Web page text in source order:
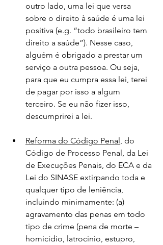
outro lado, uma lei que versa
sobre o direito à saúde é uma lei
positiva (e.g. “todo brasileiro tem
direito a saúde”). Nesse caso,
alguém é obrigado a prestar um
serviço a outra pessoa. Ou seja,
para que eu cumpra essa lei, terei
de pagar por isso a algum
terceiro. Se eu não fizer isso,
descumprirei a lei.
Reforma do Código Penal , do
Código de Processo Penal, da Lei
de Execuções Penais, do ECA e da
Lei do SINASE extirpando toda e
qualquer tipo de leniência,
incluindo minimamente: (a)
agravamento das penas em todo
tipo de crime (pena de morte –
homicídio, latrocínio, estupro,